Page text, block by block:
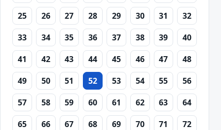
25
26 27 28 29 30 31
32
33
34 35 36 37 38 39
40
41
42 43 44 45 46 47
48
49
50 51 52 53 54 55
56
57
58 59 60 61 62 63
64
65
66 67 68 69 70 71
72